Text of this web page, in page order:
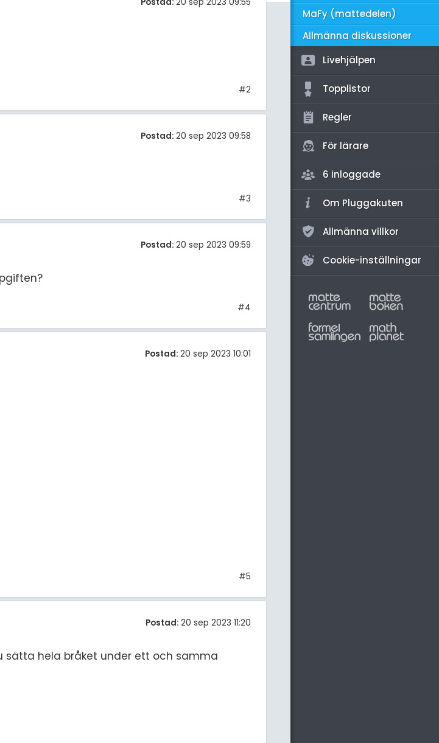
#2
Postad: 20 sep 2023 09:58
#3
Postad: 20 sep 2023 09:59
#4
Postad: 20 sep 2023 10:01
#5
Postad: 20 sep 2023 11:20
sätta hela bråket under ett och samma
MaFy (mattedelen)
Allmänna diskussioner
Livehjälpen
Topplistor
Regler
För lärare
6 inloggade
Om Pluggakuten
Allmänna villkor
Cookie-inställningar
Övriga diskussioner